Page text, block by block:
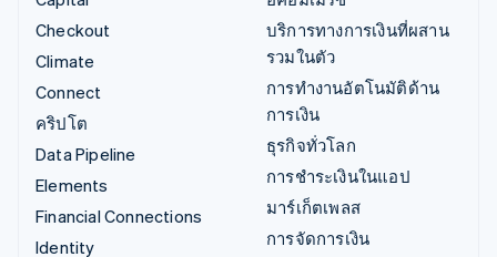
Checkout
Climate
Connect
คริปโต
Data Pipeline
Elements
Financial Connections
Identity
บริการทางการเงินที่ผสาน
รวมในตัว
การทำงานอัตโนมัติด้าน
การเงิน
ธุรกิจทั่วโลก
การชำระเงินในแอป
มาร์เก็ตเพลส
การจัดการเงิน